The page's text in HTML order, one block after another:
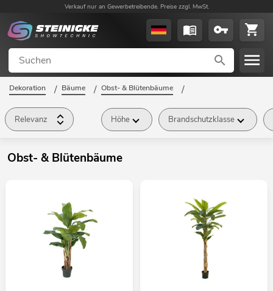
Verkauf nur an Gewerbetreibende. Preise zzgl. MwSt.
Dekoration / Bäume / Obst- & Blütenbäume /
Relevanz Höhe Brandschutzklasse
Obst- & Blütenbäume